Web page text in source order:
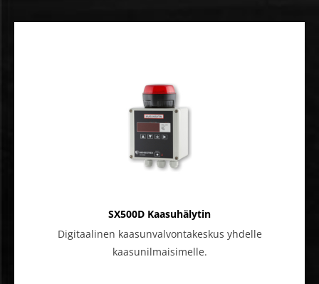
SX500D Kaasuhälytin
Digitaalinen kaasunvalvontakeskus yhdelle
kaasunilmaisimelle.